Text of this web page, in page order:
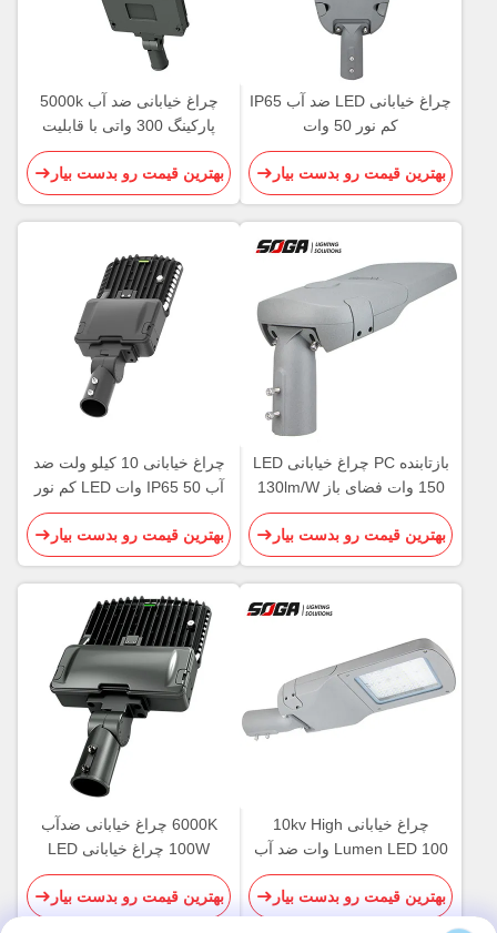
چراغ خیابانی LED ضد آب IP65
کم نور 50 وات
بهترین قیمت رو بدست بیار
چراغ خیابانی ضد آب 5000k
پارکینگ 300 واتی با قابلیت
کاهش نور 0 - 10 ولت
بهترین قیمت رو بدست بیار
بازتابنده PC چراغ خیابانی LED
150 وات فضای باز 130lm/W
بهترین قیمت رو بدست بیار
چراغ خیابانی 10 کیلو ولت ضد
آب IP65 50 وات LED کم نور
چراغ خیابانی
بهترین قیمت رو بدست بیار
چراغ خیابانی 10kv High
Lumen LED 100 وات ضد آب
5000K CCT
بهترین قیمت رو بدست بیار
6000K چراغ خیابانی ضدآب
100W چراغ خیابانی LED
تجاری با قابلیت کاهش نور
بهترین قیمت رو بدست بیار